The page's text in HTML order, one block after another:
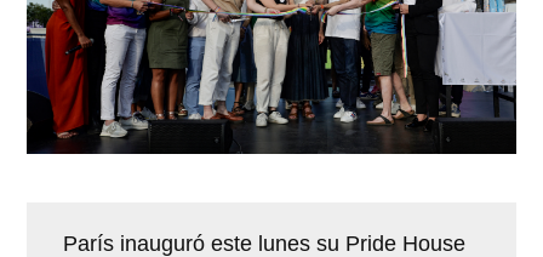
París inauguró este lunes su Pride House